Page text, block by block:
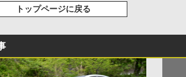
トップページに戻る